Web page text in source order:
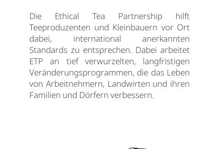
Die Ethical Tea Partnership hilft
Teeproduzenten und Kleinbauern vor Ort
dabei, international anerkannten
Standards zu entsprechen. Dabei arbeitet
ETP an tief verwurzelten, langfristigen
Veränderungsprogrammen, die das Leben
von Arbeitnehmern, Landwirten und ihren
Familien und Dörfern verbessern.